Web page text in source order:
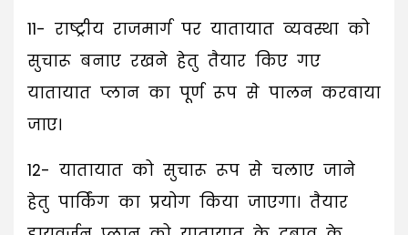
11- राष्ट्रीय राजमार्ग पर यातायात व्यवस्था को
सुचारू बनाए रखने हेतु तैयार किए गए
यातायात प्लान का पूर्ण रूप से पालन करवाया
जाए।
12- यातायात को सुचारू रूप से चलाए जाने
हेतु पार्किंग का प्रयोग किया जाएगा। तैयार